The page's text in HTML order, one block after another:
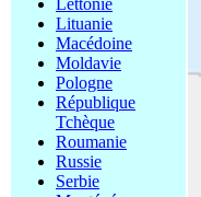
Lettonie
Lituanie
Macédoine
Moldavie
Pologne
République
Tchèque
Roumanie
Russie
Serbie